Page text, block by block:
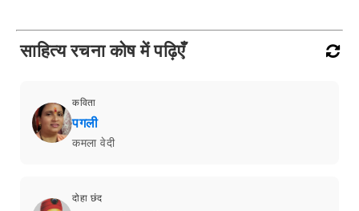
साहित्य रचना कोष में पढ़िएँ
कविता
पगली
कमला वेदी
दोहा छंद